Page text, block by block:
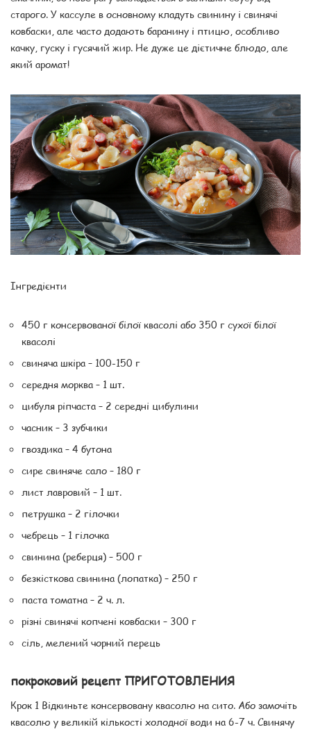
старого. У кассуле в основному кладуть свинину і свинячі
ковбаски, але часто додають баранину і птицю, особливо
качку, гуску і гусячий жир. Не дуже це дієтичне блюдо, але
який аромат!
Інгредієнти
450 г консервованої білої квасолі або 350 г сухої білої
квасолі
свиняча шкіра – 100-150 г
середня морква – 1 шт.
цибуля ріпчаста – 2 середні цибулини
часник – 3 зубчики
гвоздика – 4 бутона
сире свиняче сало – 180 г
лист лавровий – 1 шт.
петрушка – 2 гілочки
чебрець – 1 гілочка
свинина (реберця) – 500 г
безкісткова свинина (лопатка) – 250 г
паста томатна – 2 ч. л.
різні свинячі копчені ковбаски – 300 г
сіль, мелений чорний перець
покроковий рецепт ПРИГОТОВЛЕНИЯ
Крок 1 Відкиньте консервовану квасолю на сито. Або замочіть
квасолю у великій кількості холодної води на 6-7 ч. Свинячу